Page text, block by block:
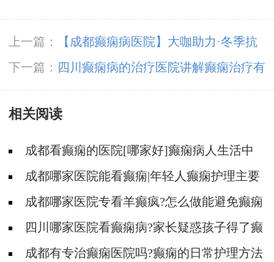
上一篇：
【成都癫痫病医院】大咖助力·冬季抗
癫，11月23-24日，癫痫病友足不出川，即可看
诊北京三甲大咖!
下一篇：
四川癫痫病的治疗医院讲解癫痫治疗有
效的方法有哪些?
相关阅读
成都看癫痫的医院[哪家好]癫痫病人生活中
如何护理?
成都哪家医院能看癫痫|年轻人癫痫护理主要
有哪些?
成都哪家医院专看羊癫疯?怎么做能避免癫痫
遗传?四川哪家医院看癫痫病?家长疑惑孩子得了癫
痫还能上学吗?
成都有专治癫痫医院吗?癫痫的日常护理方法